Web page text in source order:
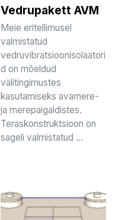
Vedrupakett AVM
Meie eritellimusel
valmistatud
vedruvibratsioonisolaatori
d on mõeldud
välitingimustes
kasutamiseks avamere-
ja merepaigaldistes.
Teraskonstruktsioon on
sageli valmistatud ...